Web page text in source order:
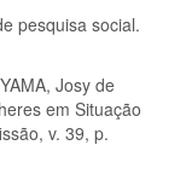
pesquisa social.
Josy de
em Situação
v. 39, p.